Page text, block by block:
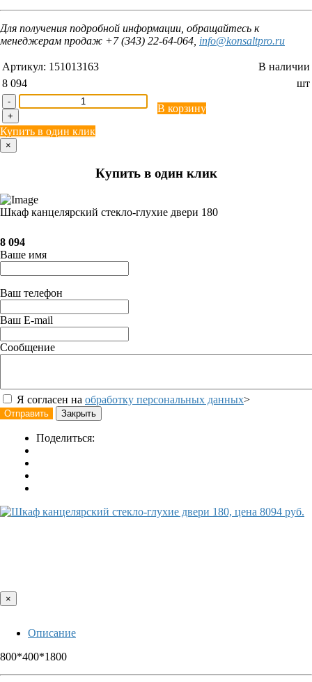
Для получения подробной информации, обращайтесь к
менеджерам продаж +7 (343) 22-64-064, info@konsaltpro.ru
Артикул: 151013163
В наличии
8 094
шт
-
+
В корзину
Купить в один клик
×
Купить в один клик
Шкаф канцелярский стекло-глухие двери 180
8 094
Ваше имя
Ваш телефон
Ваш E-mail
Сообщение
Я согласен на обработку персональных данных>
Отправить Закрыть
Поделиться:
×
Описание
800*400*1800